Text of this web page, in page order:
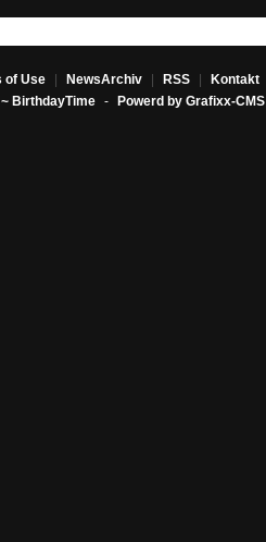
of Use NewsArchiv RSS Kontakt
BirthdayTime - Powerd by Grafixx-CMS